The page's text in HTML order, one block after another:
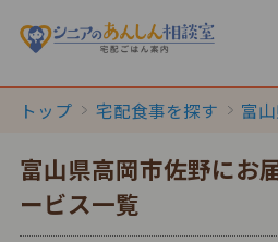
トップ 宅配食事を探す 富
富山県高岡市佐野にお
ービス一覧